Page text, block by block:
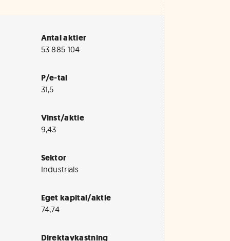
Antal aktier
53 885 104
P/e-tal
31,5
Vinst/aktie
9,43
Sektor
Industrials
Eget kapital/aktie
74,74
Direktavkastning